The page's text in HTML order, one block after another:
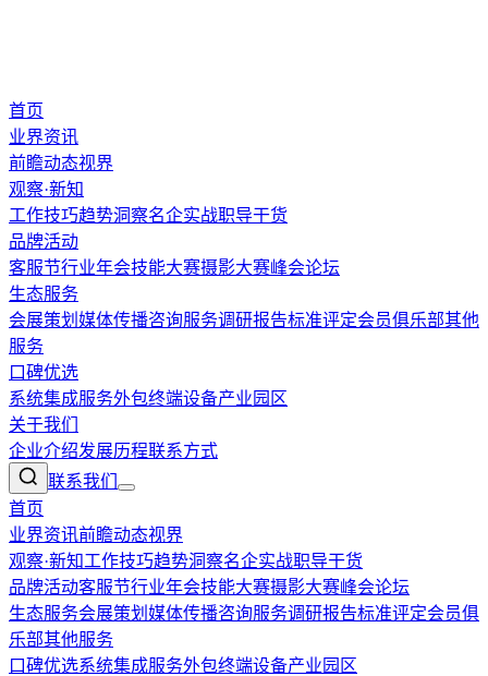
首页
业界资讯
前瞻动态视界
观察·新知
工作技巧趋势洞察名企实战职导干货
品牌活动
客服节行业年会技能大赛摄影大赛峰会论坛
生态服务
会展策划 媒体传播咨询服务调研报告标准评定会员俱乐部其他
服务
口碑优选
系统集成服务外包终端设备产业园区
关于我们
企业介绍发展历程联系方式
联系我们
首页
业界资讯前瞻动态视界
观察·新知工作技巧趋势洞察名企实战职导干货
品牌活动客服节行业年会技能大赛摄影大赛峰会论坛
生态服务会展策划 媒体传播咨询服务调研报告标准评定会员俱
乐部其他服务
口碑优选系统集成服务外包终端设备产业园区